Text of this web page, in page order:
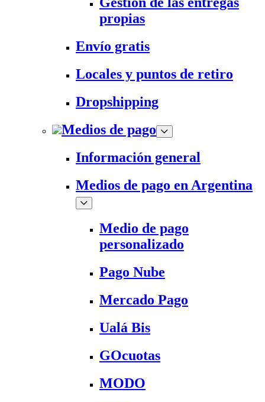
propias
Envío gratis
Locales y puntos de retiro
Dropshipping
Medios de pago
Información general
Medios de pago en Argentina
Medio de pago
personalizado
Pago Nube
Mercado Pago
Ualá Bis
GOcuotas
MODO